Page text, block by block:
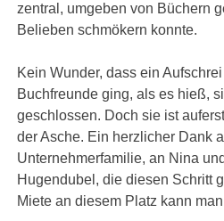
zentral, umgeben von Büchern
Belieben schmökern konnte.
Kein Wunder, dass ein
Buchfreunde ging, als es hieß,
geschlossen. Doch sie ist
der Asche. Ein herzlicher Dank
Unternehmerfamilie, an Nina
Hugendubel, die diesen Schritt
Miete an diesem Platz kann